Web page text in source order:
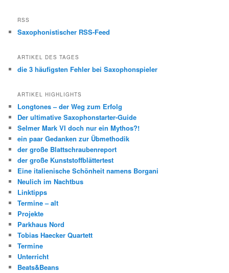
RSS
Saxophonistischer RSS-Feed
ARTIKEL DES TAGES
die 3 häufigsten Fehler bei Saxophonspieler
ARTIKEL HIGHLIGHTS
Longtones – der Weg zum Erfolg
Der ultimative Saxophonstarter-Guide
Selmer Mark VI doch nur ein Mythos?!
ein paar Gedanken zur Übmethodik
der große Blattschraubenreport
der große Kunststoffblättertest
Eine italienische Schönheit namens Borgani
Neulich im Nachtbus
Linktipps
Termine – alt
Projekte
Parkhaus Nord
Tobias Haecker Quartett
Termine
Unterricht
Beats&Beans